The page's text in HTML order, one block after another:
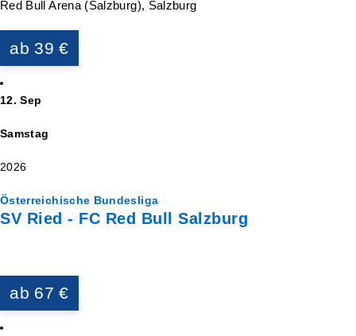
Red Bull Arena (Salzburg), Salzburg
ab 39 €
12. Sep
Samstag
2026
Österreichische Bundesliga
SV Ried - FC Red Bull Salzburg
ab 67 €